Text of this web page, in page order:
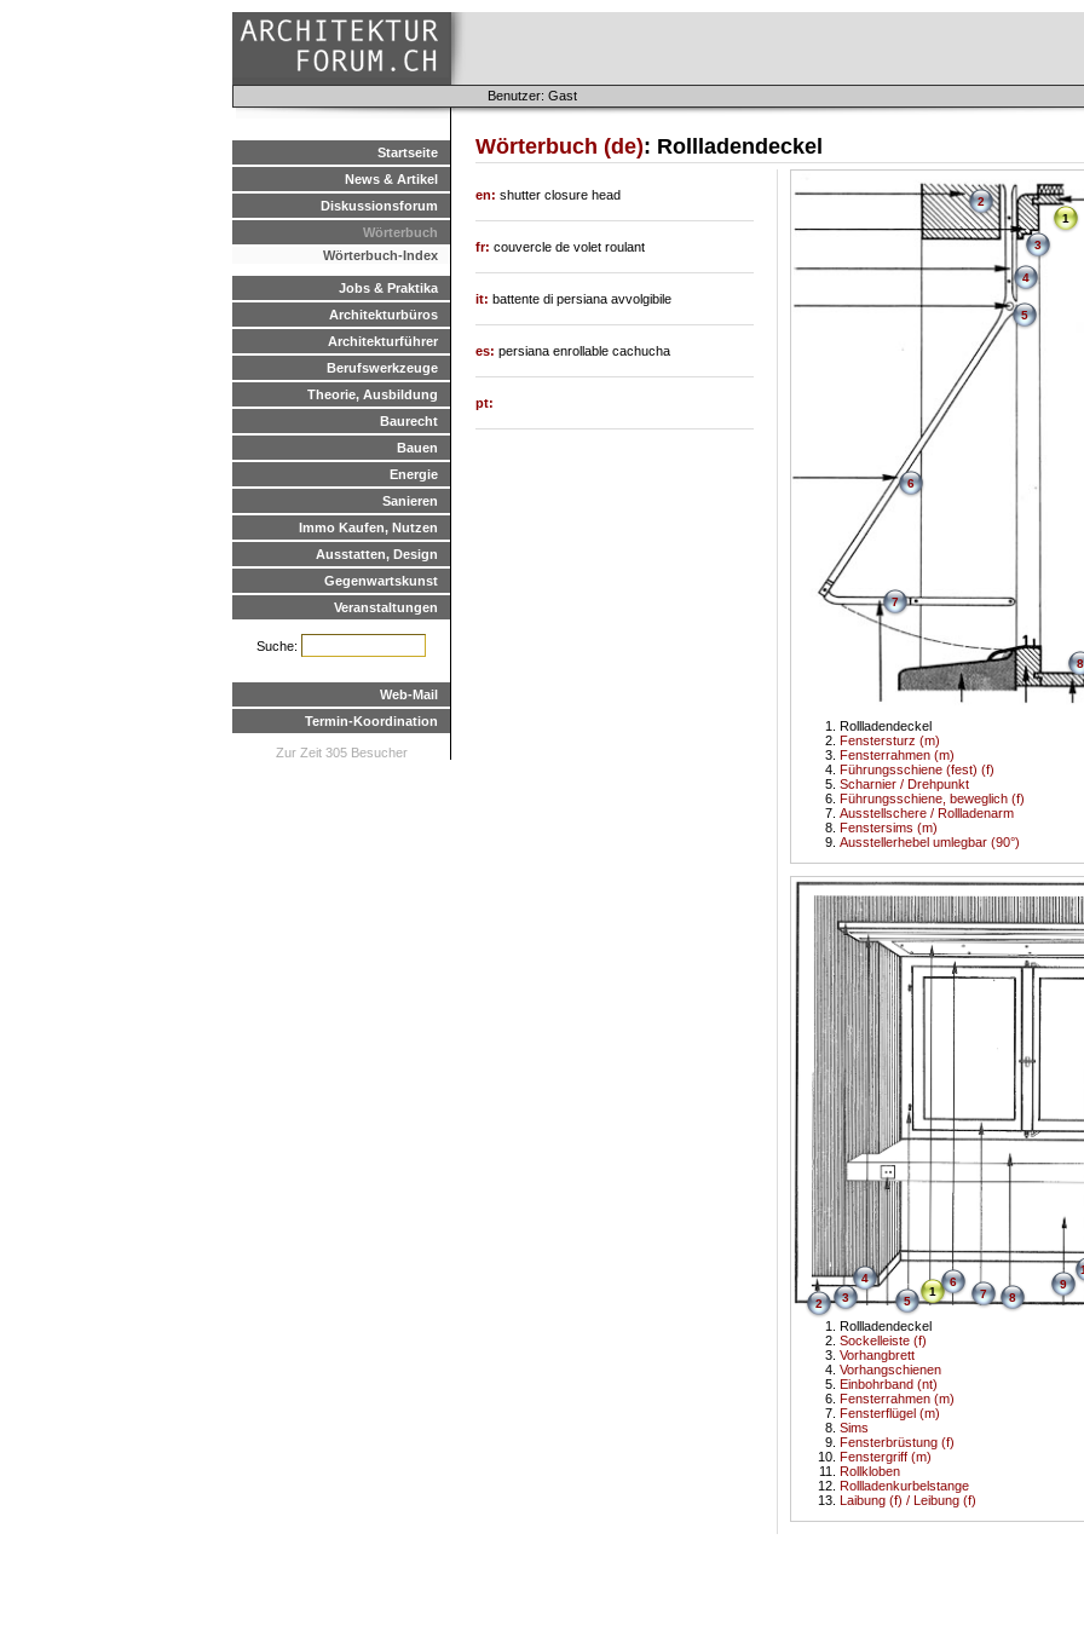
Benutzer: Gast
Startseite
News & Artikel
Diskussionsforum
Wörterbuch
Wörterbuch-Index
Jobs & Praktika
Architekturbüros
Architekturführer
Berufswerkzeuge
Theorie, Ausbildung
Baurecht
Bauen
Energie
Sanieren
Immo Kaufen, Nutzen
Ausstatten, Design
Gegenwartskunst
Veranstaltungen
Suche:
Web-Mail
Termin-Koordination
Zur Zeit 305 Besucher
Wörterbuch (de): Rollladendeckel
1
Rollladendeckel
Fenstersturz (m)
2
Fensterrahmen (m)
3
Führungsschiene (fest) (f)
4
Scharnier / Drehpunkt
5
Führungsschiene, beweglich (f)
6
Ausstellschere / Rollladenarm
7
Fenstersims (m)
8
Ausstellerhebel umlegbar (90°)
1
Rollladendeckel
Sockelleiste (f)
2
Vorhangbrett
3
Vorhangschienen
4
Einbohrband (nt)
5
Fensterrahmen (m)
6
Fensterflügel (m)
7
Sims
8
Fensterbrüstung (f)
9
Fenstergriff (m)
Rollkloben
Rollladenkurbelstange
Laibung (f) / Leibung (f)
en: shutter closure head
fr: couvercle de volet roulant
it: battente di persiana avvolgibile
es: persiana enrollable cachucha
pt: